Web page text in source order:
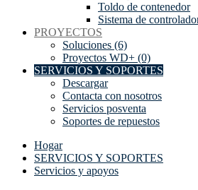
Toldo de contenedor
Sistema de
PROYECTOS
Soluciones (6)
Proyectos WD+ (0)
SERVICIOS Y SOPORTES
Descargar
Contacta con nosotros
Servicios posventa
Soportes de repuestos
Hogar
SERVICIOS Y SOPORTES
Servicios y apoyos